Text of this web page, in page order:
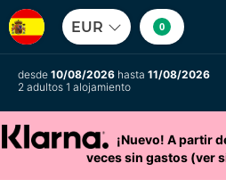
EUR 0
desde 10/08/2026 hasta 11/08/2026
2 adultos 1 alojamiento
¡Nuevo! A partir
veces sin gastos (ver